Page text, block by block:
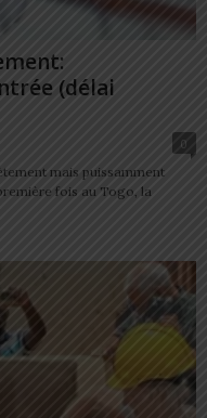
(délai
0
mais puissamment
fois au Togo, la